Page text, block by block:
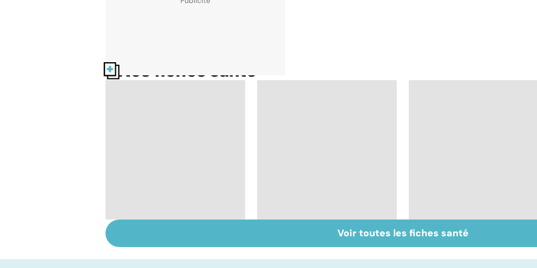
Nos fiches santé
jouissez-vous ?
ménopause
Gynéco : un suivi
pour la vie
Voir toutes les fiches santé